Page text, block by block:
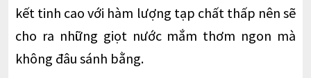
kết tinh cao với hàm lượng tạp chất thấp nên sẽ
cho ra những giọt nước mắm thơm ngon mà
không đâu sánh bằng.